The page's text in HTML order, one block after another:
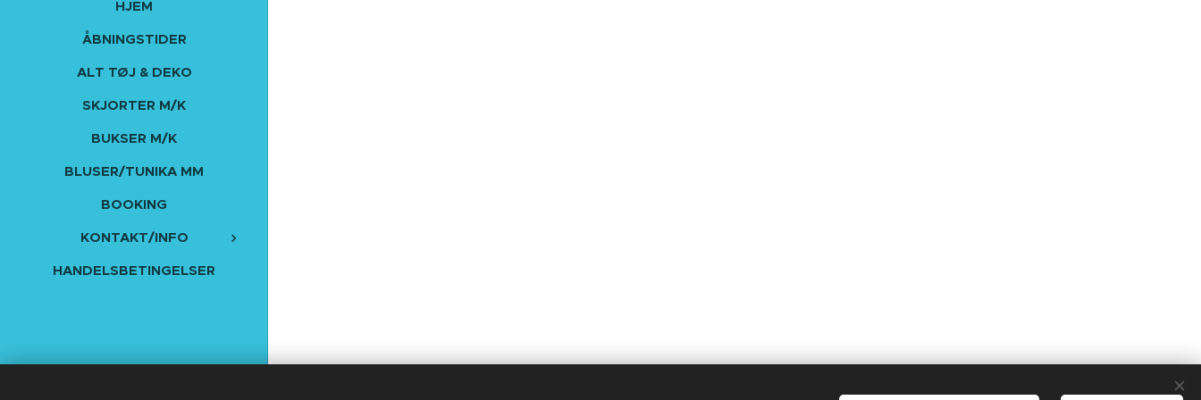
HJEM
ÅBNINGSTIDER
ALT TØJ & DEKO
SKJORTER M/K
BUKSER M/K
BLUSER/TUNIKA MM
BOOKING
KONTAKT/INFO
HANDELSBETINGELSER